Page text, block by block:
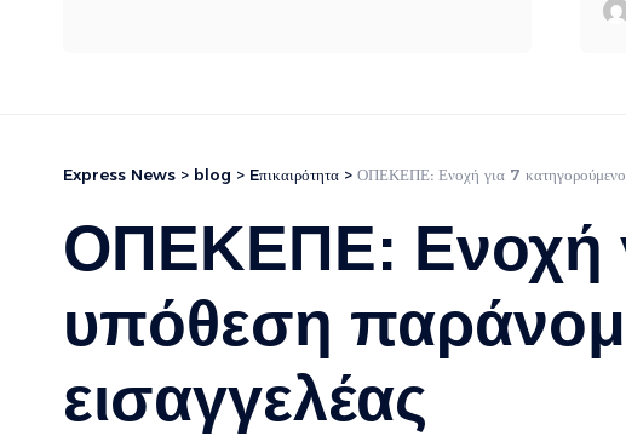
Express News > blog > Eπικαιρότητα > ΟΠΕΚΕΠΕ: Ενοχή για 7
ΟΠΕΚΕΠΕ: Ενοχή
υπόθεση
εισαγγελέας